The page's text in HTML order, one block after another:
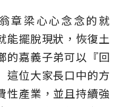
章梁心心念念的就
能擺脫現狀，恢復土
的嘉義子弟可以『回
這位大家長口中的方
性產業，並且持續強